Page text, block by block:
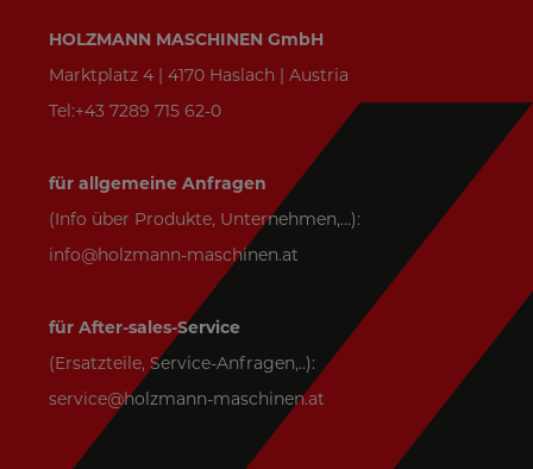
HOLZMANN MASCHINEN GmbH
Marktplatz 4 | 4170 Haslach | Austria
Tel:+43 7289 715 62-0
für allgemeine Anfragen
(Info über Produkte, Unternehmen,...):
info@holzmann-maschinen.at
für After-sales-Service
(Ersatzteile, Service-Anfragen,..):
service@holzmann-maschinen.at